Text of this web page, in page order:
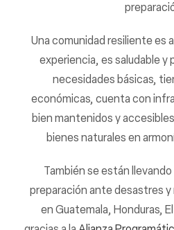
Una comunidad resiliente es
experiencia, es saludable y
necesidades básicas,
económicas, cuenta con
bien mantenidos y
bienes naturales en
También se están
preparación ante desastres
en Guatemala, Honduras,